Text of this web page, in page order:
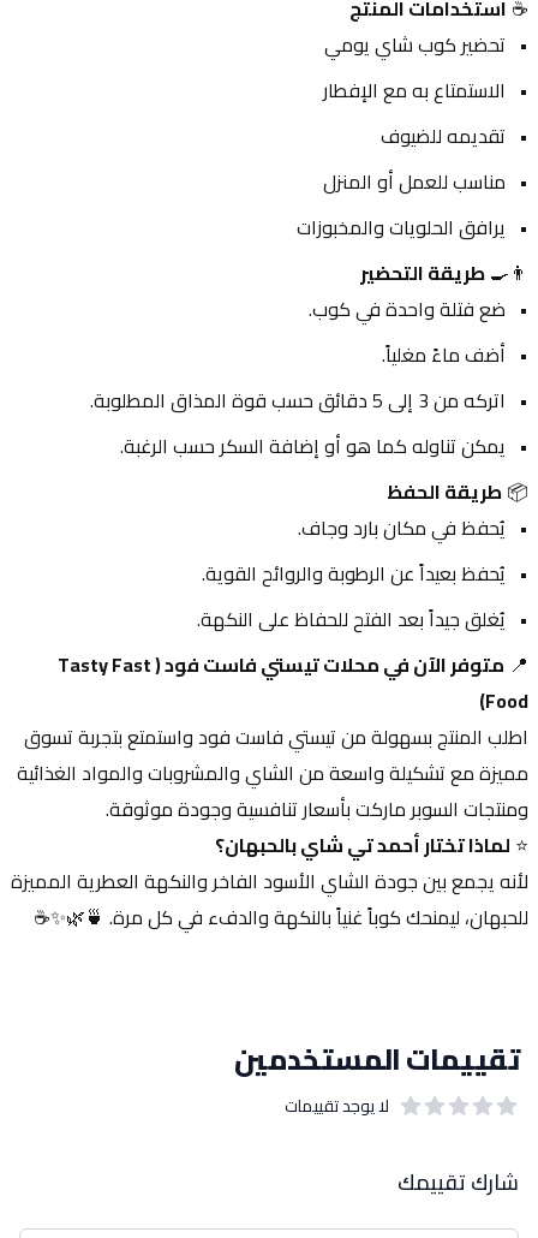
☕ استخدامات المنتج
تحضير كوب شاي يومي
الاستمتاع به مع الإفطار
تقديمه للضيوف
مناسب للعمل أو المنزل
يرافق الحلويات والمخبوزات
👨‍🍳 طريقة التحضير
ضع فتلة واحدة في كوب.
أضف ماءً مغلياً.
اتركه من 3 إلى 5 دقائق حسب قوة المذاق المطلوبة.
يمكن تناوله كما هو أو إضافة السكر حسب الرغبة.
📦 طريقة الحفظ
يُحفظ في مكان بارد وجاف.
يُحفظ بعيداً عن الرطوبة والروائح القوية.
يُغلق جيداً بعد الفتح للحفاظ على النكهة.
📍
متوفر الآن في محلات تيستي فاست فود (Tasty Fast
Food)
ومنتجات السوبر ماركت بأسعار تنافسية وجودة موثوقة.
⭐ لماذا تختار أحمد تي شاي بالحبهان؟
للحبهان، ليمنحك كوباً غنياً بالنكهة والدفء في كل مرة. 🍵🌿✨☕
تقييمات المستخدمين
لا يوجد تقييمات
شارك تقييمك